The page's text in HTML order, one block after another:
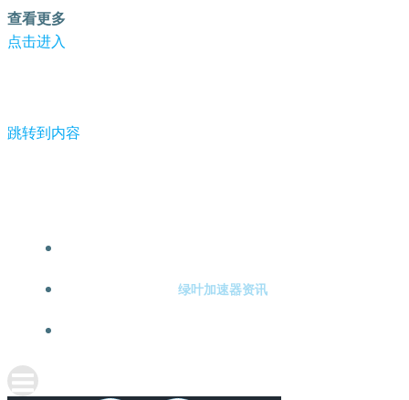
查看更多
点击进入
跳转到内容
绿叶加速器资讯